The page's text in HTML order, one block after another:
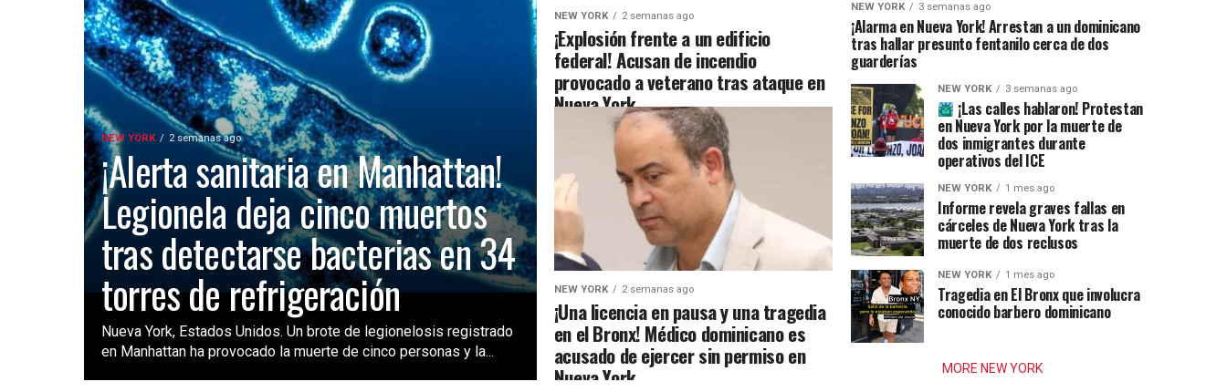
NEW YORK 2 semanas ago
¡Alerta sanitaria en Manhattan!
Legionela deja cinco muertos
tras detectarse bacterias en 34
torres de refrigeración
Nueva York, Estados Unidos. Un brote de legionelosis registrado
en Manhattan ha provocado la muerte de cinco personas y la...
NEW YORK 2 semanas ago
¡Explosión frente a un edificio
federal! Acusan de incendio
provocado a veterano tras ataque en
Nueva York
NEW YORK 2 semanas ago
¡Una licencia en pausa y una tragedia
en el Bronx! Médico dominicano es
acusado de ejercer sin permiso en
Nueva York
NEW YORK 3 semanas ago
¡Alarma en Nueva York! Arrestan a un dominicano
tras hallar presunto fentanilo cerca de dos
guarderías
NEW YORK 3 semanas ago
¡Las calles hablaron! Protestan
en Nueva York por la muerte de
dos inmigrantes durante
operativos del ICE
NEW YORK 1 mes ago
Informe revela graves fallas en
cárceles de Nueva York tras la
muerte de dos reclusos
NEW YORK 1 mes ago
Tragedia en El Bronx que involucra
conocido barbero dominicano
MORE NEW YORK